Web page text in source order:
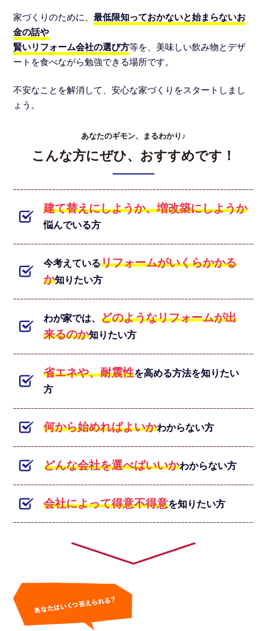
家づくりのために、最低限知っておかないと始まらないお
金の話や
賢いリフォーム会社の選び方等を、美味しい飲み物とデザ
ートを食べながら勉強できる場所です。
不安なことを解消して、安心な家づくりをスタートしまし
ょう。
あなたのギモン、まるわかり♪
こんな方にぜひ、おすすめです！
建て替えにしようか、増改築にしようか
悩んでいる方
今考えているリフォームがいくらかかる
か知りたい方
わが家では、どのようなリフォームが出
来るのか知りたい方
省エネや、耐震性を高める方法を知りたい
方
何から始めればよいかわからない方
どんな会社を選べばいいかわからない方
会社によって得意不得意を知りたい方